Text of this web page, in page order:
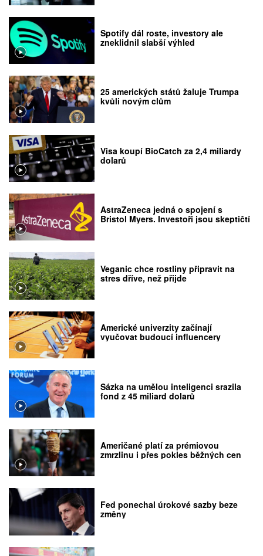
Spotify dál roste, investory ale
zneklidnil slabší výhled
25 amerických států žaluje Trumpa
kvůli novým clům
Visa koupí BioCatch za 2,4 miliardy
dolarů
AstraZeneca jedná o spojení s
Bristol Myers. Investoři jsou skeptičtí
Veganic chce rostliny připravit na
stres dříve, než přijde
Americké univerzity začínají
vyučovat budoucí influencery
Sázka na umělou inteligenci srazila
fond z 45 miliard dolarů
Američané platí za prémiovou
zmrzlinu i přes pokles běžných cen
Fed ponechal úrokové sazby beze
změny